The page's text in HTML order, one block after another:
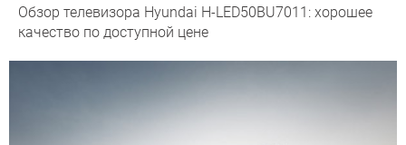
Обзор телевизора Hyundai H-LED50BU7011: хорошее
качество по доступной цене